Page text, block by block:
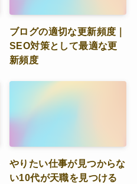
ブログの適切な更新頻度｜
SEO対策として最適な更
新頻度
やりたい仕事が見つからな
い10代が天職を見つける